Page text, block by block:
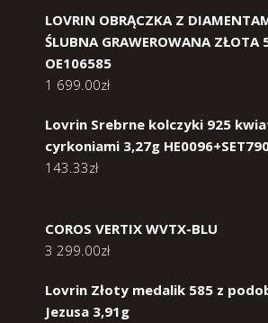
LOVRIN OBRĄCZKA Z
ŚLUBNA GRAWEROWANA ZŁOTA
OE106585
1 699.00zł
Lovrin Srebrne kolczyki 925
cyrkoniami 3,27g
143.33zł
COROS VERTIX WVTX-BLU
3 299.00zł
Lovrin Złoty medalik 585 z
Jezusa 3,91g